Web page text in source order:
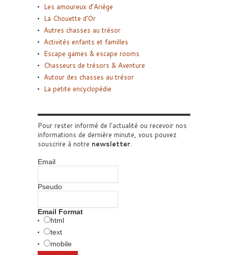
Les amoureux d’Ariège
La Chouette d’Or
Autres chasses au trésor
Activités enfants et familles
Escape games & escape rooms
Chasseurs de trésors & Aventure
Autour des chasses au trésor
La petite encyclopédie
Pour rester informé de l'actualité ou recevoir nos
informations de dernière minute, vous pouvez
souscrire à notre newsletter.
Email
Pseudo
Email Format
html
text
mobile